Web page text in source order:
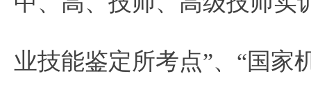
业技能鉴定所考点”、“国家